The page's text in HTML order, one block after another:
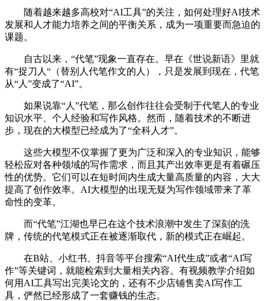
随着越来越多高校对“AI工具”的关注，如何处理好AI技术
发展和人才能力培养之间的平衡关系，成为一项重要而急迫的
课题。
自古以来，“代笔”现象一直存在。早在《世说新语》里就
有“捉刀人“（替别人代笔作文的人），只是发展到现在，代笔
从“人”变成了“AI”。
如果说靠“人”代笔，那么创作往往会受制于代笔人的专业
知识水平、个人经验和写作风格。然而，随着技术的不断进
步，现在的大模型已经成为了“全科人才”。
这些大模型不仅掌握了更为广泛和深入的专业知识，能够
轻松应对各种领域的写作需求，而且其产出效率更是有着碾压
性的优势。它们可以在短时间内生成大量高质量的内容，大大
提高了创作效率。AI大模型的出现无疑为写作领域带来了革
命性的变革。
而“代笔”江湖也早已在这个技术浪潮中发生了深刻的洗
牌，传统的代笔模式正在被逐渐取代，新的模式正在崛起。
在B站、小红书、抖音等平台搜索“AI代生成”或者“AI写
作”等关键词，就能检索到大量相关内容。有视频教学介绍如
何用AI工具写出完美论文的，还有不少店铺售卖AI写作工
具，俨然已经形成了一套赚钱的生态。